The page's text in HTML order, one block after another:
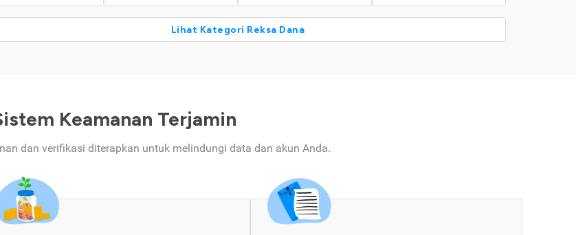
Lihat Kategori Reksa Dana
Keamanan Terjamin
dan verifikasi diterapkan untuk melindungi data dan akun Anda.